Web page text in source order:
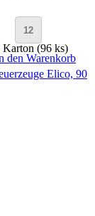
Karton (96 ks)
den Warenkorb
Elico, 90